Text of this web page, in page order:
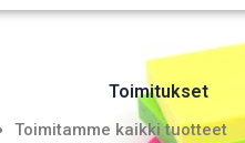
Toimitukset
Toimitamme kaikki tuotteet